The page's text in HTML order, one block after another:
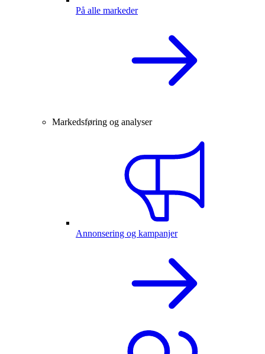
På alle markeder
Markedsføring og analyser
Annonsering og kampanjer